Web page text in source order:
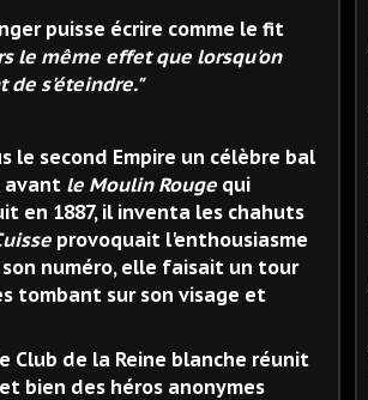
puisse écrire comme le fit
le même effet que lorsqu'on
de s'éteindre."
le second Empire un célèbre bal
avant le Moulin Rouge qui
en 1887, il inventa les chahuts
provoquait l'enthousiasme
numéro, elle faisait un tour
tombant sur son visage et
Club de la Reine blanche réunit
bien des héros anonymes